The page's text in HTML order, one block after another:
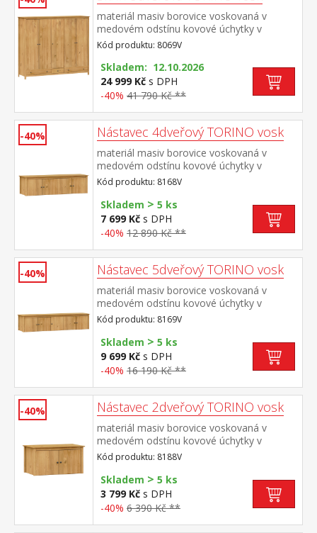
materiál masiv borovice voskovaná v
medovém odstínu kovové úchytky v
barevném provedení černěná
mosaz prostor dělený v poměru 2:1:2 v levé
a pravé širší části šatní tyč a police na
klobouky ve střední úzké části 3 police ve
spodní části 3 zásuvky s kovovými
Kód produktu: 8069V
Skladem: 12.10.2026
24 999 Kč s DPH
-40% 41 790 Kč **
-40% Nástavec 4dveřový TORINO vosk
materiál masiv borovice voskovaná v
medovém odstínu kovové úchytky v
barevném provedení černěná
mosaz nástavec pro skříň 8068V
Kód produktu: 8168V
Skladem > 5 ks
7 699 Kč s DPH
-40% 12 890 Kč **
-40% Nástavec 5dveřový TORINO vosk
materiál masiv borovice voskovaná v
medovém odstínu kovové úchytky v
barevném provedení černěná
mosaz nástavec pro skříň 8069V
Kód produktu: 8169V
Skladem > 5 ks
9 699 Kč s DPH
-40% 16 190 Kč **
-40% Nástavec 2dveřový TORINO vosk
materiál masiv borovice voskovaná v
medovém odstínu kovové úchytky v
barevném provedení černěná
mosaz nástavec pro skříň 8088V
Kód produktu: 8188V
Skladem > 5 ks
3 799 Kč s DPH
-40% 6 390 Kč **